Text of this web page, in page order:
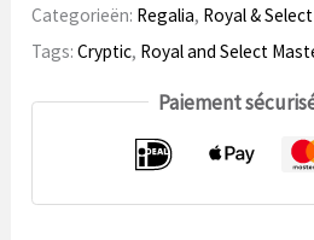
sélectionné,
Categorieën: Regalia, Royal &
Tags:Cryptic, Royal and Select
Paiement